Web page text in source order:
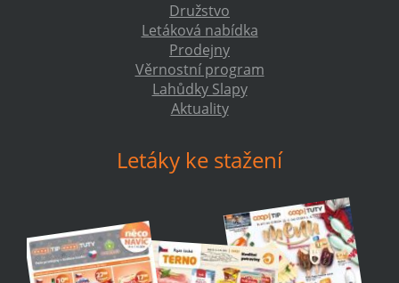
Družstvo
Letáková nabídka
Prodejny
Věrnostní program
Lahůdky Slapy
Aktuality
Letáky ke stažení